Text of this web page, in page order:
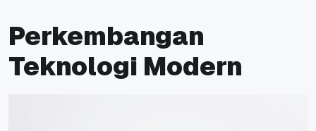
Perkembangan
Teknologi Modern